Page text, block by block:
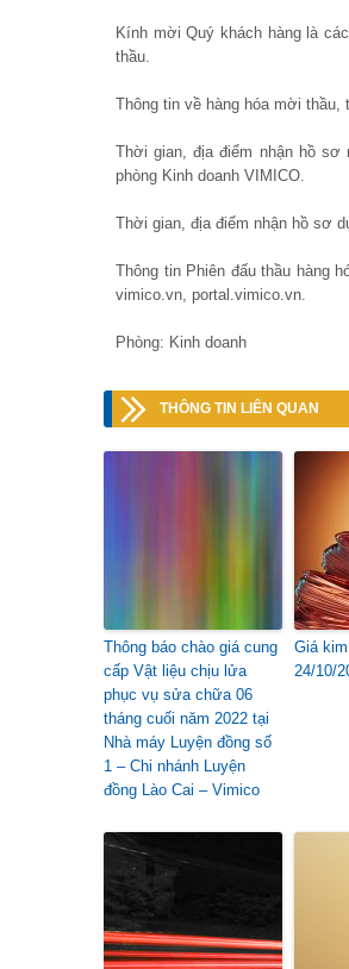
Kính mời Quý khách hàng là
thầu.
Thông tin về hàng hóa mời
Thời gian, địa điểm nhận hồ sơ
phòng Kinh doanh VIMICO.
Thời gian, địa điểm nhận hồ sơ
Thông tin Phiên đấu thầu hàng
vimico.vn, portal.vimico.vn.
Phòng: Kinh doanh
THÔNG TIN LIÊN QUAN
Thông báo chào giá cung
cấp Vật liệu chịu lửa
phục vụ sửa chữa 06
tháng cuối năm 2022 tại
Nhà máy Luyện đồng số
1 – Chi nhánh Luyện
đồng Lào Cai – Vimico
Giá
24/10/